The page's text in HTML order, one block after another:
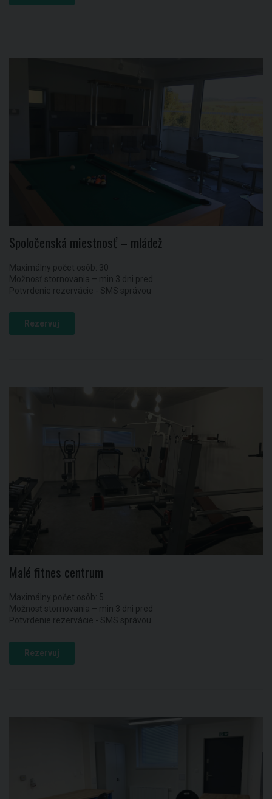
Spoločenská miestnosť – mládež
Maximálny počet osôb: 30
Možnosť stornovania – min 3 dni pred
Potvrdenie rezervácie - SMS správou
Rezervuj
Malé fitnes centrum
Maximálny počet osôb: 5
Možnosť stornovania – min 3 dni pred
Potvrdenie rezervácie - SMS správou
Rezervuj